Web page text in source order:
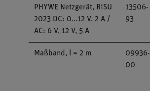
PHYWE Netzgerät, RiSU
2023 DC: 0...12 V, 2 A /
AC: 6 V, 12 V, 5 A
13506-
93
Maßband, l = 2 m
09936-
00